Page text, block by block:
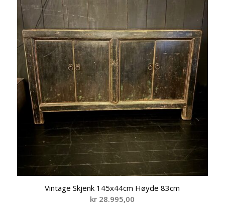
Vintage Skjenk 145x44cm Høyde 83cm
kr 28.995,00